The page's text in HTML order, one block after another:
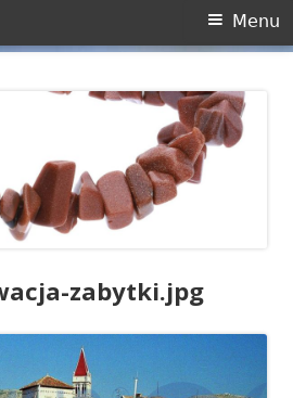
Menu
zabytki.jpg